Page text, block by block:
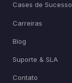
Cases de Sucesso
Carreiras
Blog
Suporte & SLA
Contato